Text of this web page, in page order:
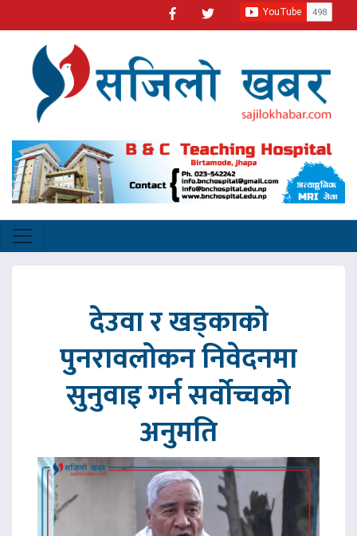
देउवा र खड्काको
पुनरावलोकन निवेदनमा
सुनुवाइ गर्न सर्वोच्चको
अनुमति